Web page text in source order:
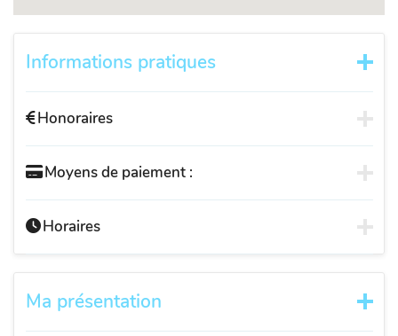
Informations pratiques
Honoraires
Moyens de paiement :
Horaires
Ma présentation